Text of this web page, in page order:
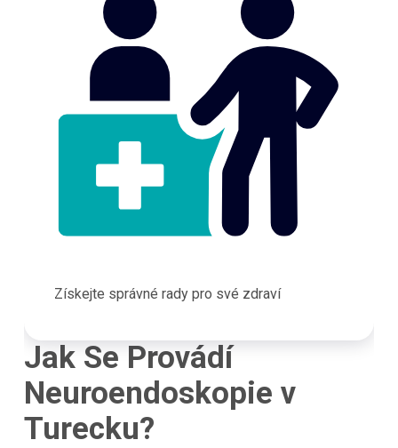
Získejte správné rady pro své zdraví
Jak Se Provádí
Neuroendoskopie v
Turecku?